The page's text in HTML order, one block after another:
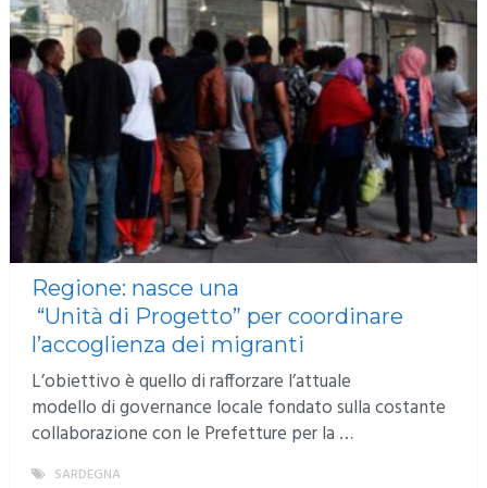
Regione: nasce una
“Unità di Progetto” per coordinare
l’accoglienza dei migranti
L’obiettivo è quello di rafforzare l’attuale
modello di governance locale fondato sulla costante
collaborazione con le Prefetture per la …
SARDEGNA